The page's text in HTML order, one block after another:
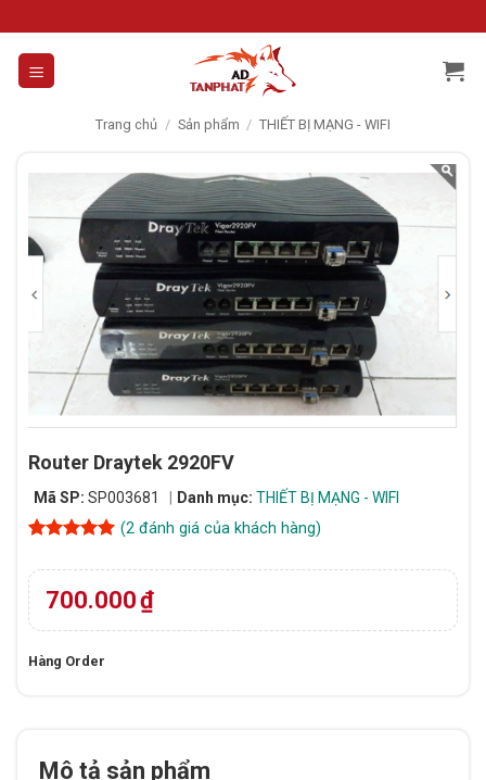
to
content
Trang chủ / Sản phẩm / THIẾT BỊ MẠNG - WIFI
Router Draytek 2920FV
Mã SP: SP003681 Danh mục: THIẾT BỊ MẠNG - WIFI
dựa trên
đánh giá
(2đánh giá của khách hàng)
700.000₫
Hàng Order
Mô tả sản phẩm